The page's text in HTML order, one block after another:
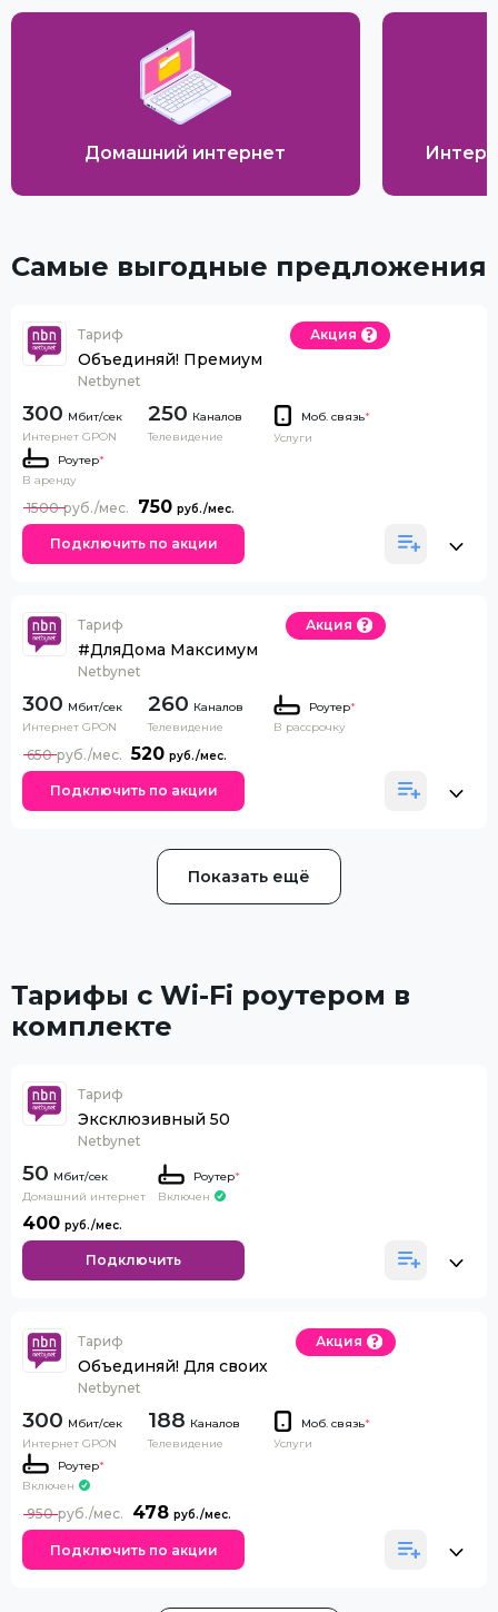
Домашний интернет
Самые выгодные предложения
Тариф
Объединяй! Премиум
Netbynet
Акция
300
Интернет GPON
250 Каналов
Телевидение
Моб. связь*
Услуги
Роутер*
В аренду
750
1500
Подключить по акции
Тариф
#ДляДома Максимум
Netbynet
Акция
300
Интернет GPON
260 Каналов
Телевидение
Роутер*
В рассрочку
520
650
Подключить по акции
Показать ещё
Тарифы с Wi-Fi роутером в
комплекте
Тариф
Эксклюзивный 50
Netbynet
50
Домашний интернет
Роутер*
Включен
400
Подключить
Тариф
Объединяй! Для своих
Netbynet
Акция
300
Интернет GPON
188 Каналов
Телевидение
Моб. связь*
Услуги
Роутер*
Включен
478
950
Подключить по акции